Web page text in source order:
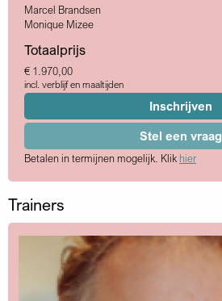
Marcel Brandsen
Monique Mizee
Totaalprijs
€ 1.970,00
incl. verblijf en maaltijden
Inschrijven
Stel een vraag
Betalen in termijnen mogelijk. Klik hier
Trainers